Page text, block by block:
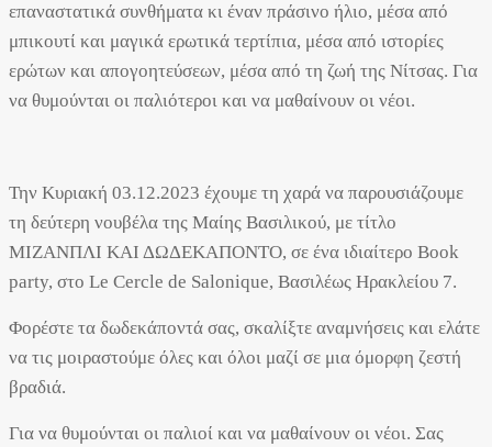
επαναστατικά συνθήματα κι έναν πράσινο ήλιο, μέσα από
μπικουτί και μαγικά ερωτικά τερτίπια, μέσα από ιστορίες
ερώτων και απογοητεύσεων, μέσα από τη ζωή της Νίτσας. Για
να θυμούνται οι παλιότεροι και να μαθαίνουν οι νέοι.
Την Κυριακή 03.12.2023 έχουμε τη χαρά να παρουσιάζουμε
τη δεύτερη νουβέλα της Μαίης Βασιλικού, με τίτλο
ΜΙΖΑΝΠΛΙ ΚΑΙ ΔΩΔΕΚΑΠΟΝΤΟ, σε ένα ιδιαίτερο Book
party, στο Le Cercle de Salonique, Βασιλέως Ηρακλείου 7.
Φορέστε τα δωδεκάποντά σας, σκαλίξτε αναμνήσεις και ελάτε
να τις μοιραστούμε όλες και όλοι μαζί σε μια όμορφη ζεστή
βραδιά.
Για να θυμούνται οι παλιοί και να μαθαίνουν οι νέοι. Σας